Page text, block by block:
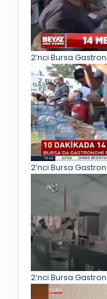
2’nci Bursa
2’nci Bursa
2’nci Bursa